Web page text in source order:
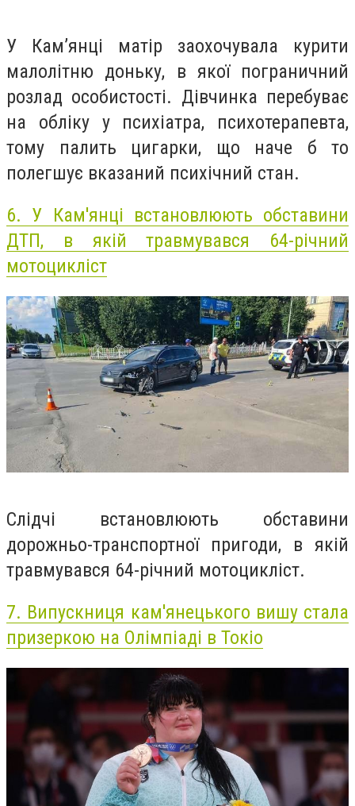
У Кам’янці матір заохочувала курити
малолітню доньку, в якої пограничний
розлад особистості. Дівчинка перебуває
на обліку у психіатра, психотерапевта,
тому палить цигарки, що наче б то
полегшує вказаний психічний стан.
6. У Кам'янці встановлюють обставини
ДТП, в якій травмувався 64-річний
мотоцикліст
Слідчі встановлюють обставини
дорожньо-транспортної пригоди, в якій
травмувався 64-річний мотоцикліст.
7. Випускниця кам'янецького вишу стала
призеркою на Олімпіаді в Токіо